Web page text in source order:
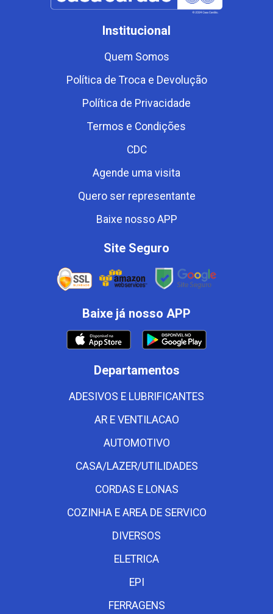
Institucional
Quem Somos
Política de Troca e Devolução
Política de Privacidade
Termos e Condições
CDC
Agende uma visita
Quero ser representante
Baixe nosso APP
Site Seguro
Baixe já nosso APP
Departamentos
ADESIVOS E LUBRIFICANTES
AR E VENTILACAO
AUTOMOTIVO
CASA/LAZER/UTILIDADES
CORDAS E LONAS
COZINHA E AREA DE SERVICO
DIVERSOS
ELETRICA
EPI
FERRAGENS